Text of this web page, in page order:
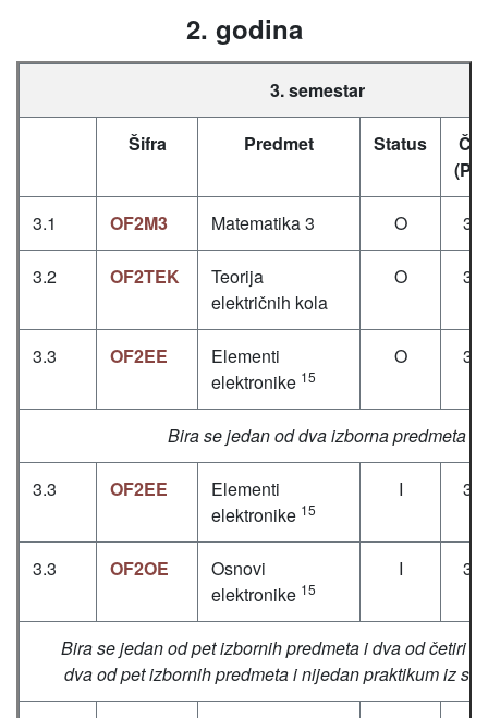
2. godina
3. semestar
Šifra Predmet Status
3.1 OF2M3 Matematika 3 O
3.2 OF2TEK
Teorija
električnih kola
O
3.3 OF2EE
Elementi
elektronike 15
O
Bira se jedan od dva izborna predmeta
3.3 OF2EE
Elementi
elektronike 15
I
3.3 OF2OE
Osnovi
elektronike 15
I
Bira se jedan od pet izbornih predmeta i dva od četiri
dva od pet izbornih predmeta i nijedan praktikum iz